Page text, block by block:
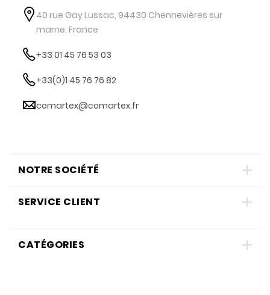
40 rue Gay Lussac, 94430 Chennevières sur
marne, France
+33 01 45 76 53 03
+33(0)1 45 76 76 82
comartex@comartex.fr
NOTRE SOCIÉTÉ
SERVICE CLIENT
CATÉGORIES